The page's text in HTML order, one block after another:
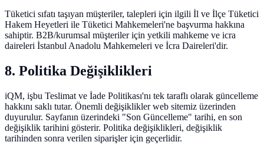
Tüketici sıfatı taşıyan müşteriler, talepleri için ilgili İl ve İlçe Tüketici
Hakem Heyetleri ile Tüketici Mahkemeleri'ne başvurma hakkına
sahiptir. B2B/kurumsal müşteriler için yetkili mahkeme ve icra
daireleri İstanbul Anadolu Mahkemeleri ve İcra Daireleri'dir.
8. Politika Değişiklikleri
iQM, işbu Teslimat ve İade Politikası'nı tek taraflı olarak güncelleme
hakkını saklı tutar. Önemli değişiklikler web sitemiz üzerinden
duyurulur. Sayfanın üzerindeki "Son Güncelleme" tarihi, en son
değişiklik tarihini gösterir. Politika değişiklikleri, değişiklik
tarihinden sonra verilen siparişler için geçerlidir.